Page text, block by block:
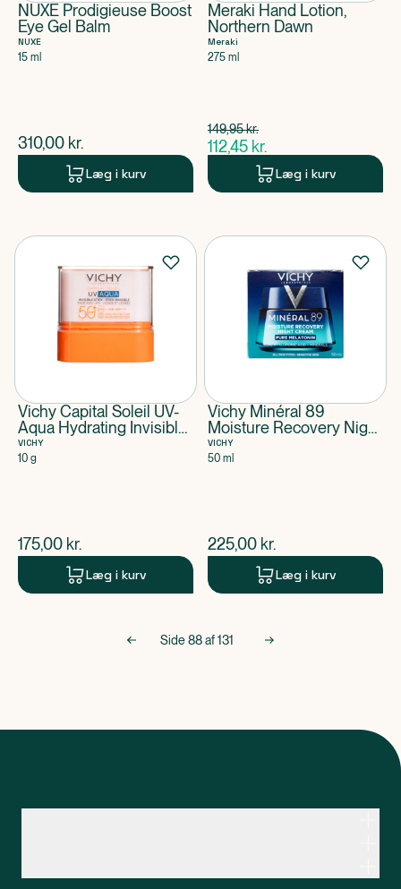
NUXE Prodigieuse Boost
Eye Gel Balm
NUXE
15 ml
$nuværende pris
310,00 kr.
Læg i kurv
Meraki Hand Lotion,
Northern Dawn
Meraki
275 ml
$gammel pris
149,95kr.
Spar 37,50 kr.
$nuværende pris
112,45 kr.
Læg i kurv
Vichy Capital Soleil UV-
Aqua Hydrating Invisible
Stick SPF 50+
VICHY
10 g
$nuværende pris
175,00 kr.
Læg i kurv
Vichy Minéral 89
Moisture Recovery Night
Cream
VICHY
50 ml
$nuværende pris
225,00 kr.
Læg i kurv
Side88af131